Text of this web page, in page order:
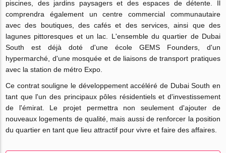
piscines, des jardins paysagers et des espaces de détente. Il
comprendra également un centre commercial communautaire
avec des boutiques, des cafés et des services, ainsi que des
lagunes pittoresques et un lac. L'ensemble du quartier de Dubai
South est déjà doté d'une école GEMS Founders, d'un
hypermarché, d'une mosquée et de liaisons de transport pratiques
avec la station de métro Expo.
Ce contrat souligne le développement accéléré de Dubai South en
tant que l'un des principaux pôles résidentiels et d'investissement
de l'émirat. Le projet permettra non seulement d'ajouter de
nouveaux logements de qualité, mais aussi de renforcer la position
du quartier en tant que lieu attractif pour vivre et faire des affaires.